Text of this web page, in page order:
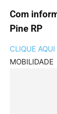
Com
Pine RP
CLIQUE AQUI
MOBILIDADE